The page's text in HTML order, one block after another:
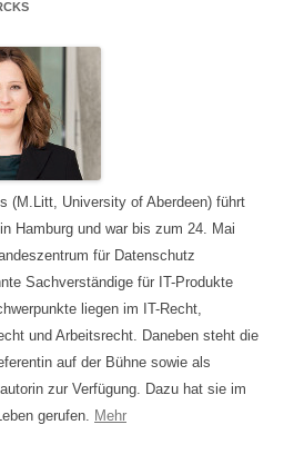
(M.Litt, University of Aberdeen) führt
Hamburg und war bis zum 24. Mai
für Datenschutz
Sachverständige für IT-Produkte
liegen im IT-Recht,
und Arbeitsrecht. Daneben steht die
auf der Bühne sowie als
zur Verfügung. Dazu hat sie im
gerufen. Mehr